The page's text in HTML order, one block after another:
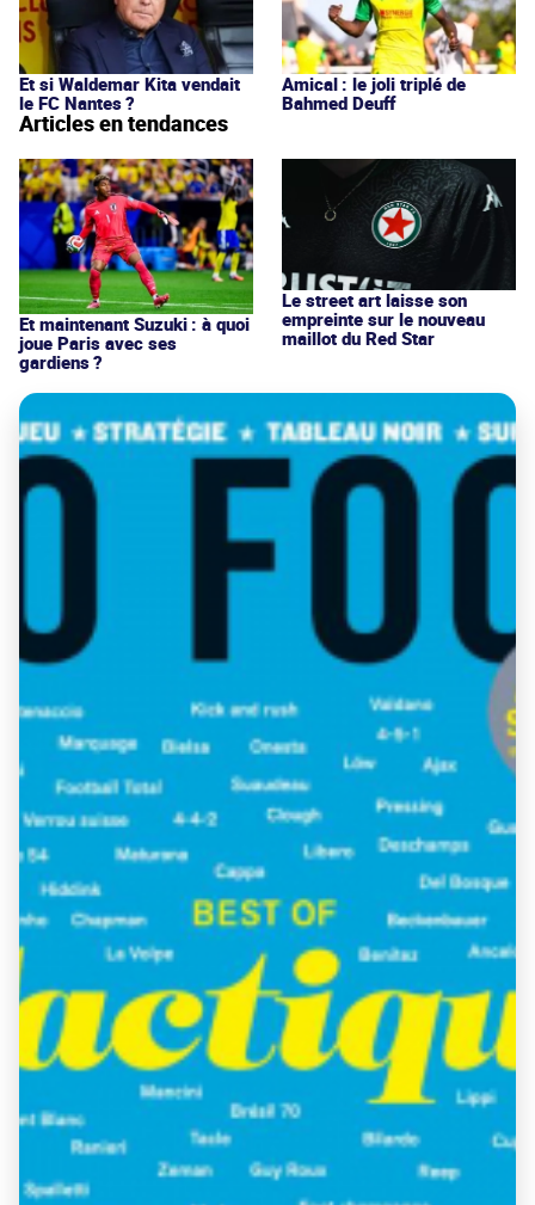
Et si Waldemar Kita vendait
le FC Nantes ?
Amical : le joli triplé de
Bahmed Deuff
Articles en tendances
Et maintenant Suzuki : à quoi
joue Paris avec ses
gardiens ?
Le street art laisse son
empreinte sur le nouveau
maillot du Red Star